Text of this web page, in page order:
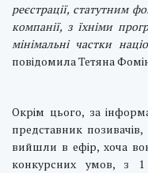
реєстрації, статутним
компанії, з їхніми
мінімальні частки
повідомила Тетяна
Окрім цього, за
представник
вийшли в ефір, хоча
конкурсних умов, з 1